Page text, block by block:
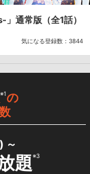
」通常版 （全1話）
気になる登録数： 3844
※1の
～
題※3